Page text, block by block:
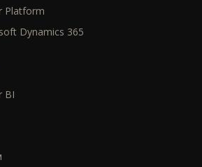
Platform
Dynamics 365
BI